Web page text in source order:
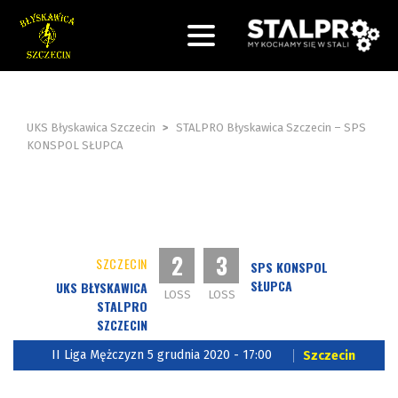
UKS Błyskawica Szczecin >
STALPRO Błyskawica Szczecin – SPS
KONSPOL SŁUPCA
SZCZECIN
UKS BŁYSKAWICA
STALPRO
SZCZECIN
2
LOSS
3
LOSS
SPS KONSPOL
SŁUPCA
II Liga Mężczyzn 5 grudnia 2020 - 17:00 Szczecin